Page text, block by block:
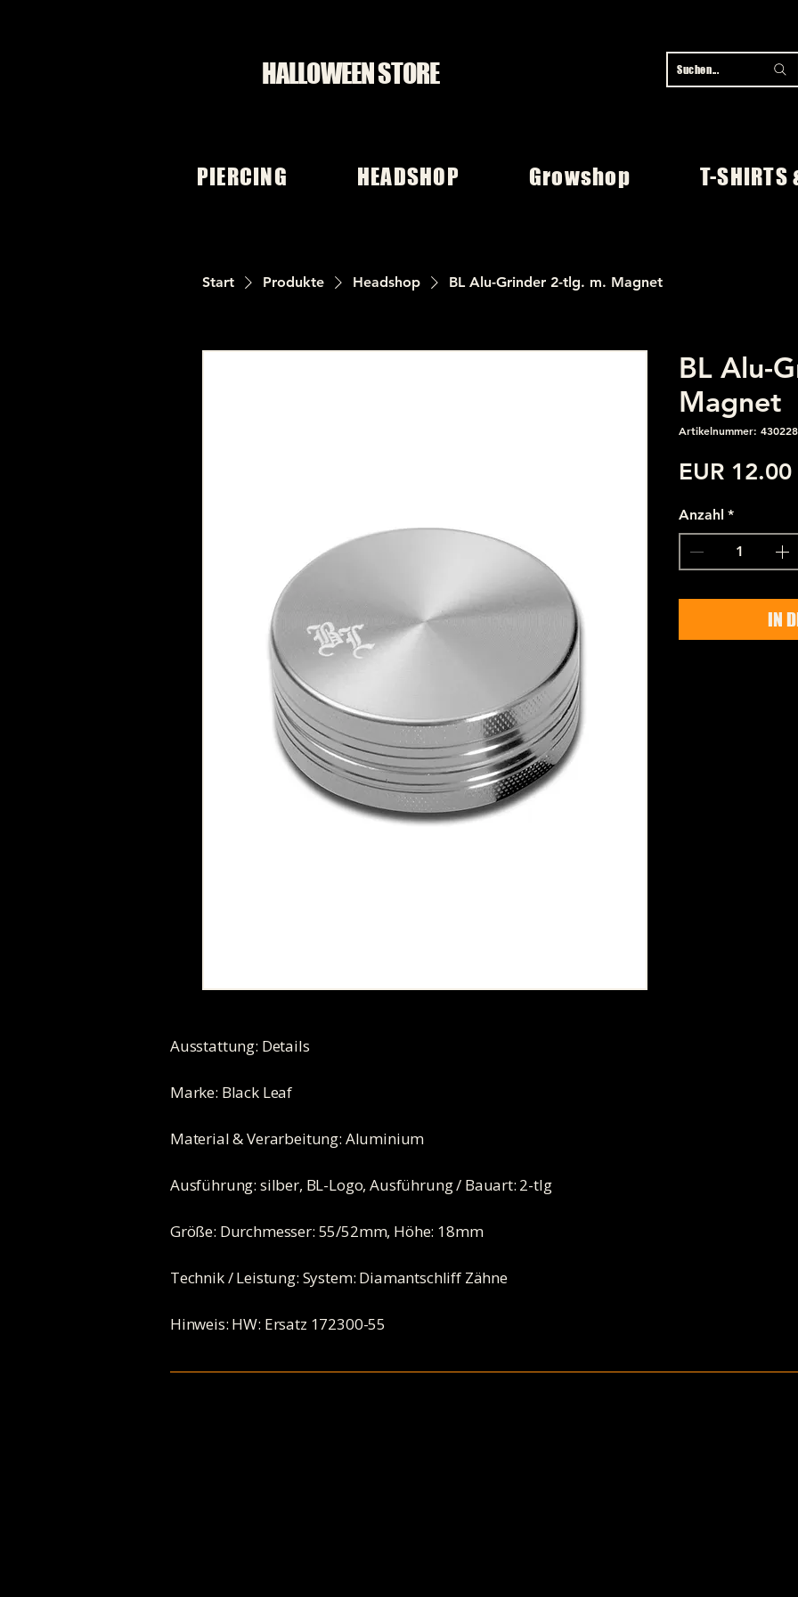
HALLOWEEN STORE Suchen...
PIERCING HEADSHOP Growshop T-SHIRTS
Start Produkte Headshop BL Alu-Grinder 2-tlg. m. Magnet
BL Alu-
Magnet
Artikelnummer:
EUR 12.00
Anzahl *
IN
Ausstattung: Details
Marke: Black Leaf
Material & Verarbeitung: Aluminium
Ausführung: silber, BL-Logo, Ausführung / Bauart: 2-tlg
Größe: Durchmesser: 55/52mm, Höhe: 18mm
Technik / Leistung: System: Diamantschliff Zähne
Hinweis: HW: Ersatz 172300-55